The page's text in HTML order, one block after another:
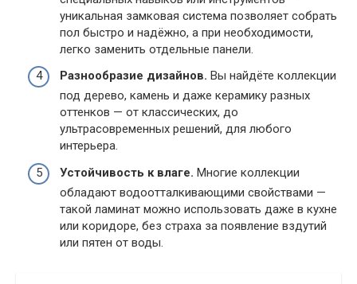
уникальная замковая система позволяет собрать
пол быстро и надёжно, а при необходимости,
легко заменить отдельные панели.
Разнообразие дизайнов. Вы найдёте коллекции
под дерево, камень и даже керамику разных
оттенков — от классических, до
ультрасовременных решений, для любого
интерьера.
Устойчивость к влаге. Многие коллекции
обладают водоотталкивающими свойствами —
такой ламинат можно использовать даже в кухне
или коридоре, без страха за появление вздутий
или пятен от воды.